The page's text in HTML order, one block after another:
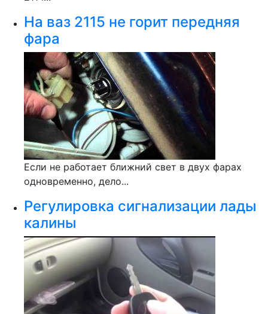
На ваз 2115 не горит передняя
фара
Если не работает ближний свет в двух фарах
одновременно, дело...
Регулировка сигнализации лады
калины